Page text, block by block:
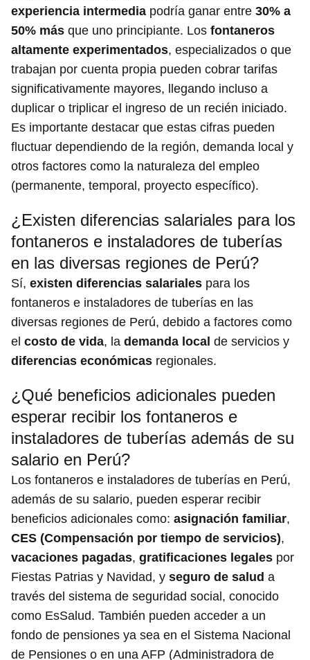
experiencia intermedia podría ganar entre 30% a
50% más que uno principiante. Los fontaneros
altamente experimentados, especializados o que
trabajan por cuenta propia pueden cobrar tarifas
significativamente mayores, llegando incluso a
duplicar o triplicar el ingreso de un recién iniciado.
Es importante destacar que estas cifras pueden
fluctuar dependiendo de la región, demanda local y
otros factores como la naturaleza del empleo
(permanente, temporal, proyecto específico).
¿Existen diferencias salariales para los
fontaneros e instaladores de tuberías
en las diversas regiones de Perú?
Sí, existen diferencias salariales para los
fontaneros e instaladores de tuberías en las
diversas regiones de Perú, debido a factores como
el costo de vida, la demanda local de servicios y
diferencias económicas regionales.
¿Qué beneficios adicionales pueden
esperar recibir los fontaneros e
instaladores de tuberías además de su
salario en Perú?
Los fontaneros e instaladores de tuberías en Perú,
además de su salario, pueden esperar recibir
beneficios adicionales como: asignación familiar,
CES (Compensación por tiempo de servicios),
vacaciones pagadas, gratificaciones legales por
Fiestas Patrias y Navidad, y seguro de salud a
través del sistema de seguridad social, conocido
como EsSalud. También pueden acceder a un
fondo de pensiones ya sea en el Sistema Nacional
de Pensiones o en una AFP (Administradora de